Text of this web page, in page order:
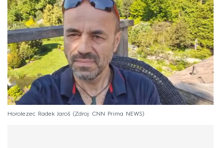
Horolezec Radek Jaroš Zdroj: CNN Prima NEWS